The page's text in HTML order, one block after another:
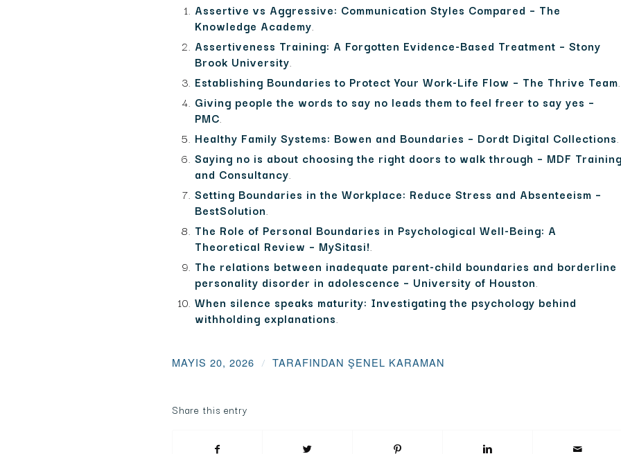
Assertive vs Aggressive: Communication Styles Compared – The
Knowledge Academy
Assertiveness Training: A Forgotten Evidence-Based Treatment – Stony
Brook University
Establishing Boundaries to Protect Your Work-Life Flow – The Thrive Team
Giving people the words to say no leads them to feel freer to say yes –
PMC
Healthy Family Systems: Bowen and Boundaries – Dordt Digital Collections
Saying no is about choosing the right doors to walk through – MDF Training
and Consultancy
Setting Boundaries in the Workplace: Reduce Stress and Absenteeism –
BestSolution
The Role of Personal Boundaries in Psychological Well-Being: A
Theoretical Review – MySitasi!
The relations between inadequate parent-child boundaries and borderline
personality disorder in adolescence – University of Houston
When silence speaks maturity: Investigating the psychology behind
withholding explanations
MAYIS 20, 2026 / TARAFINDAN ŞENEL KARAMAN
Share this entry